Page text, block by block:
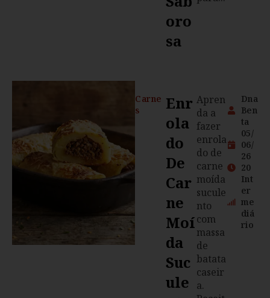
Oro
Sa
Carne
s
Enr
Ola
Do
De
Car
Ne
Moí
Da
Suc
Ule
Apren
da a
fazer
enrola
do de
carne
moída
sucule
nto
com
massa
de
batata
caseir
a.
Dna
Ben
ta
05/
06/
26
20
Int
er
me
diá
rio